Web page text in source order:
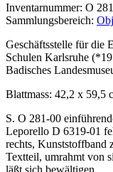
Inventarnummer: O
Sammlungsbereich:
Geschäftsstelle für die
Schulen Karlsruhe
Badisches
Blattmass: 42,2 x 59,5
S. O 281-00
Leporello D 6319-01
rechts, Kunststoffband
Textteil, umrahmt von
läßt sich bewältigen.